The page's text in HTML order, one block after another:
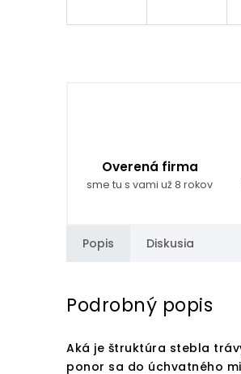
Overená firma
sme tu s vami už 8 rokov
Popis Diskusia
Podrobný popis
Aká je štruktúra stebla
ponor sa do úchvatného